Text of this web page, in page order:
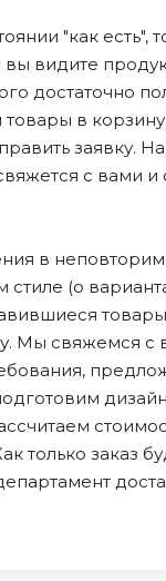
"как есть",
вы видите
достаточно
в корзину,
заявку.
с вами
в
(о
Мы свяжемся с
только заказ